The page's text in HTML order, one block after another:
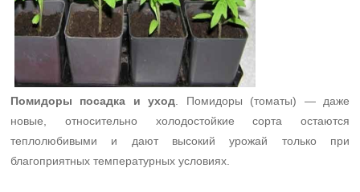
Помидоры посадка и уход . Помидоры (томаты) — даже
новые, относительно холодостойкие сорта остаются
теплолюбивыми и дают высокий урожай только при
благоприятных температурных условиях.